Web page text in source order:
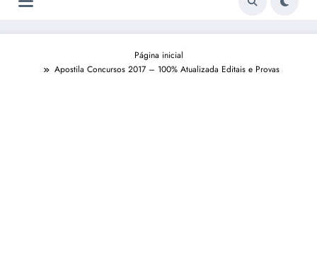
Página inicial
Apostila Concursos 2017 – 100% Atualizada Editais e Provas